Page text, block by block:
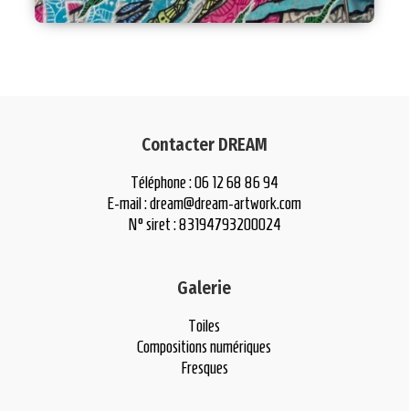
Contacter DREAM
Téléphone : 06 12 68 86 94
E-mail :dream@dream-artwork.com
N° siret : 83194793200024
Galerie
Toiles
Compositions numériques
Fresques